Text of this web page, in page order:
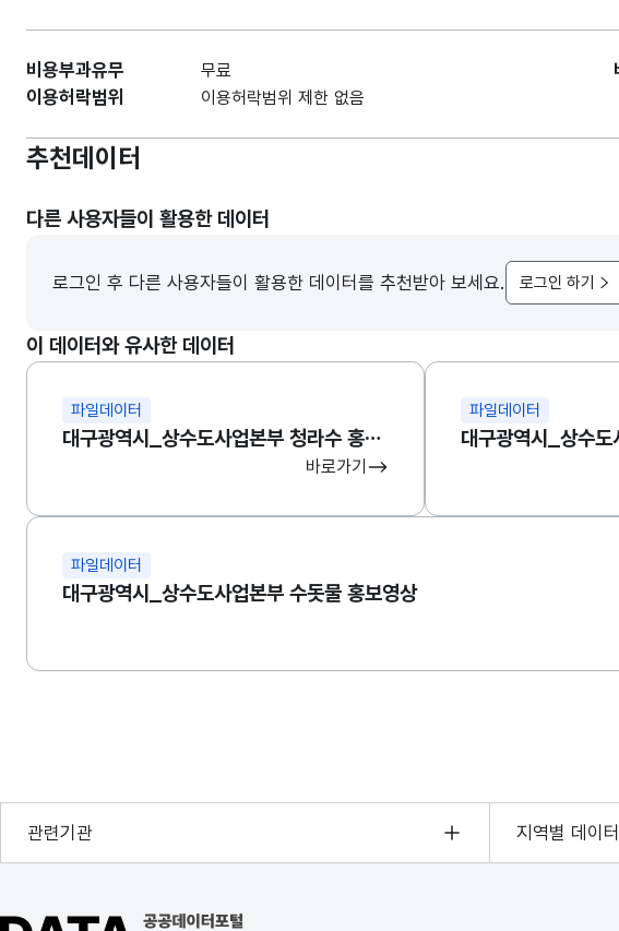
비용부과유무 무료
이용허락범위 이용허락범위 제한 없음
추천데이터
다른 사용자들이 활용한 데이터
로그인 후 다른 사용자들이 활용한 데이터를 추천받아 보세요. 로그인 하기
이 데이터와 유사한 데이터
파일데이터
대구광역시_상수도사업본부 청라수 홍보영상
바로가기
파일데이터
파일데이터
대구광역시_상수도사업본부 수돗물 홍보영상
관련기관
행정안전부
한국지능정보사회진흥원
지역별 데이
서울 열린데이
경기데이터드림
공공데이터포털 바로가기